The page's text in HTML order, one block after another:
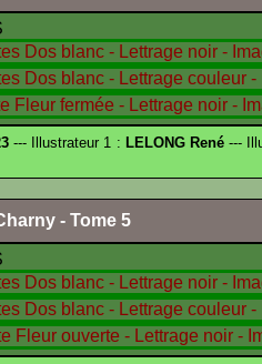
--- Illustrateur 1 : LELONG René---
- Tome 5